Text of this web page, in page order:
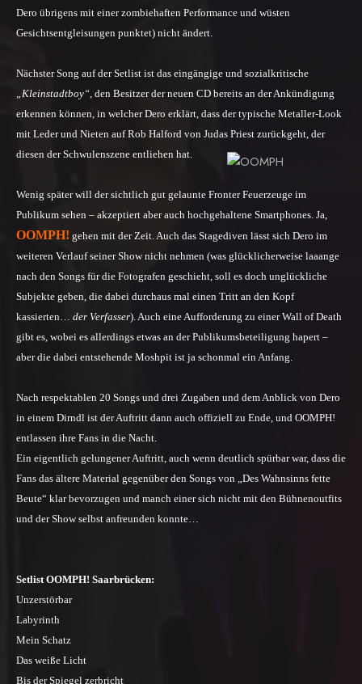
Dero übrigens mit einer zombiehaften Performance und wüsten
Gesichtsentgleisungen punktet) nicht ändert.
Nächster Song auf der Setlist ist das eingängige und sozialkritische
„Kleinstadtboy“, den Besitzer der neuen CD bereits an der Ankündigung
erkennen können, in welcher Dero erklärt, dass der typische Metaller-Look
mit Leder und Nieten auf Rob Halford von Judas Priest zurückgeht, der
diesen der Schwulenszene entliehen hat.
Wenig später will der sichtlich gut gelaunte Fronter Feuerzeuge im
Publikum sehen – akzeptiert aber auch hochgehaltene Smartphones. Ja,
OOMPH! gehen mit der Zeit. Auch das Stagediven lässt sich Dero im
weiteren Verlauf seiner Show nicht nehmen (was glücklicherweise laaange
nach den Songs für die Fotografen geschieht, soll es doch unglückliche
Subjekte geben, die dabei durchaus mal einen Tritt an den Kopf
kassierten… der Verfasser). Auch eine Aufforderung zu einer Wall of Death
gibt es, wobei es allerdings etwas an der Publikumsbeteiligung hapert –
aber die dabei entstehende Moshpit ist ja schonmal ein Anfang.
Nach respektablen 20 Songs und drei Zugaben und dem Anblick von Dero
in einem Dirndl ist der Auftritt dann auch offiziell zu Ende, und OOMPH!
entlassen ihre Fans in die Nacht.
Ein eigentlich gelungener Auftritt, auch wenn deutlich spürbar war, dass die
Fans das ältere Material gegenüber den Songs von „Des Wahnsinns fette
Beute“ klar bevorzugen und manch einer sich nicht mit den Bühnenoutfits
und der Show selbst anfreunden konnte…
Setlist OOMPH! Saarbrücken:
Unzerstörbar
Labyrinth
Mein Schatz
Das weiße Licht
Bis der Spiegel zerbricht